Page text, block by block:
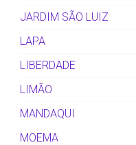
JARDIM SÃO LUIZ
LAPA
LIBERDADE
LIMÃO
MANDAQUI
MOEMA